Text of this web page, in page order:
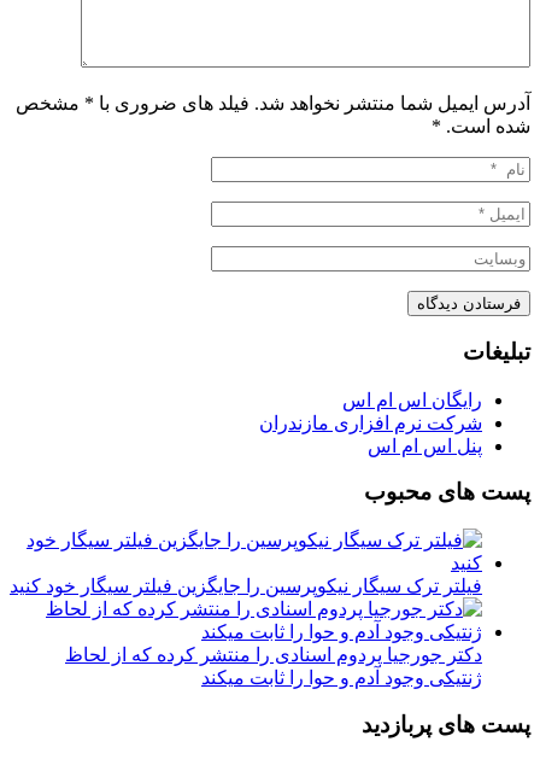
آدرس ایمیل شما منتشر نخواهد شد. فیلد های ضروری با * مشخص
شده است. *
تبلیغات
رایگان اس ام اس
شرکت نرم افزاری مازندران
پنل اس ام اس
پست های محبوب
فیلتر ترک سیگار نیکوپرسین را جایگزین فیلتر سیگار خود کنید
دکتر جورجیا پردوم اسنادی را منتشر کرده که از لحاظ
ژنتیکی وجود آدم و حوا را ثابت میکند
پست های پربازدید